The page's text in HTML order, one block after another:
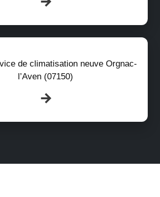
de climatisation neuve Orgnac-
l’Aven (07150)